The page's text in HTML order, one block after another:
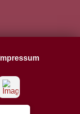
Impressum